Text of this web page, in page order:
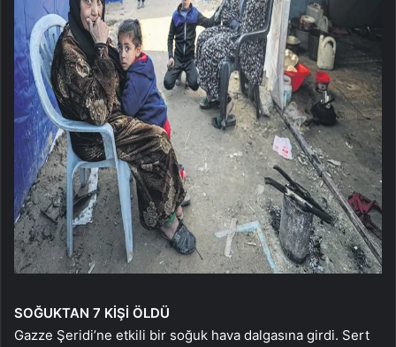
SOĞUKTAN 7 KİŞİ ÖLDÜ
Gazze Şeridi’ne etkili bir soğuk hava dalgasına girdi. Sert